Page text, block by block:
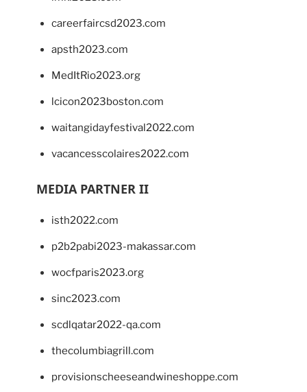
careerfaircsd2023.com
apsth2023.com
MedItRio2023.org
lcicon2023boston.com
waitangidayfestival2022.com
vacancesscolaires2022.com
MEDIA PARTNER II
isth2022.com
p2b2pabi2023-makassar.com
wocfparis2023.org
sinc2023.com
scdlqatar2022-qa.com
thecolumbiagrill.com
provisionscheeseandwineshoppe.com